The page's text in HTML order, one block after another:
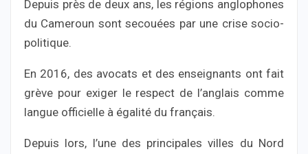
Depuis près de deux ans, les régions anglophones
du Cameroun sont secouées par une crise socio-
politique.
En 2016, des avocats et des enseignants ont fait
grève pour exiger le respect de l’anglais comme
langue officielle à égalité du français.
Depuis lors, l’une des principales villes du Nord